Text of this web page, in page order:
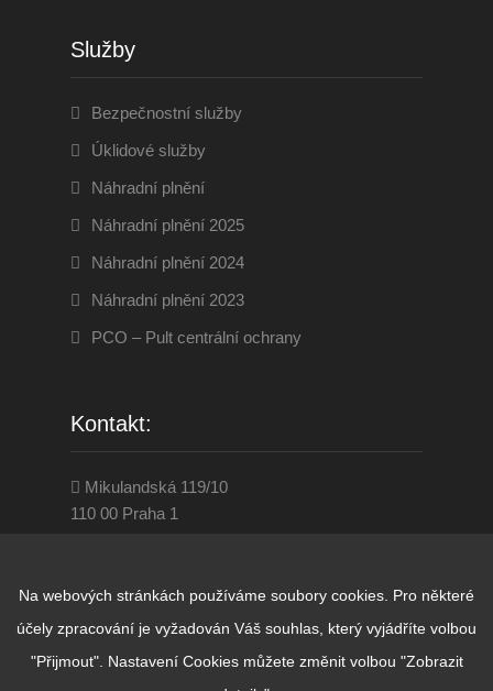
Služby
Bezpečnostní služby
Úklidové služby
Náhradní plnění
Náhradní plnění 2025
Náhradní plnění 2024
Náhradní plnění 2023
PCO – Pult centrální ochrany
Kontakt:
Mikulandská 119/10
110 00 Praha 1
praha@diseven.cz
Na webových stránkách používáme soubory cookies. Pro některé
účely zpracování je vyžadován Váš souhlas, který vyjádříte volbou
"Přijmout". Nastavení Cookies můžete změnit volbou "Zobrazit